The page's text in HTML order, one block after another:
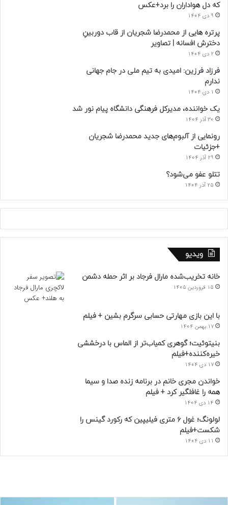
که دل هواداران را برد+عکس
9 دی 1404
پرتره هایی از محمدرضا شجریان از قاب دوربینِ
دخترش افسانه | تصاویر
2 دی 1404
فرزاد فرزین: امیدی به تیم ملی در جام جهانی
ندارم
1 دی 1404
یک خواننده، مدیرکل فرهنگی دانشگاه پیام نور شد
30 آذر 1404
رونمایی از آلبوم‌های جدید محمدرضا شجریان
+جزئیات
29 آذر 1404
تتلو عفو می‌شود؟
25 آذر 1404
ویدیو
خانه تخریب‌شده مارال فرجاد بر اثر حمله دشمن
15 فروردین 1405
با این بازی مهارتی حسابی سرگرم بشین + فیلم
17 بهمن 1404
بنیتوئیت؛ گوهری کمیاب‌تر از الماس با درخششی
خیره‌کننده+فیلم
17 دی 1404
خواندن مجری خانم در برنامه زنده صدا و سیما
همه را غافلگیر کرد + فیلم
14 دی 1404
لولونگ؛ غول ۶ متری فیلیپین که رکورد گینس را
شکست+فیلم
11 دی 1404